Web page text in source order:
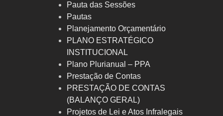
Pauta das Sessões
Pautas
Planejamento Orçamentário
PLANO ESTRATÉGICO
INSTITUCIONAL
Plano Plurianual – PPA
Prestação de Contas
PRESTAÇÃO DE CONTAS
(BALANÇO GERAL)
Projetos de Lei e Atos Infralegais